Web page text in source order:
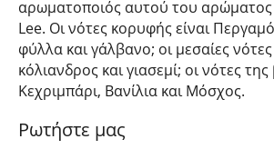
αρωματοποιός αυτού του αρώματος
Lee. Οι νότες κορυφής είναι
φύλλα και γάλβανο; οι μεσαίες νότες
κόλιανδρος και γιασεμί; οι νότες
Κεχριμπάρι, Βανίλια και Μόσχος.
Ρωτήστε μας